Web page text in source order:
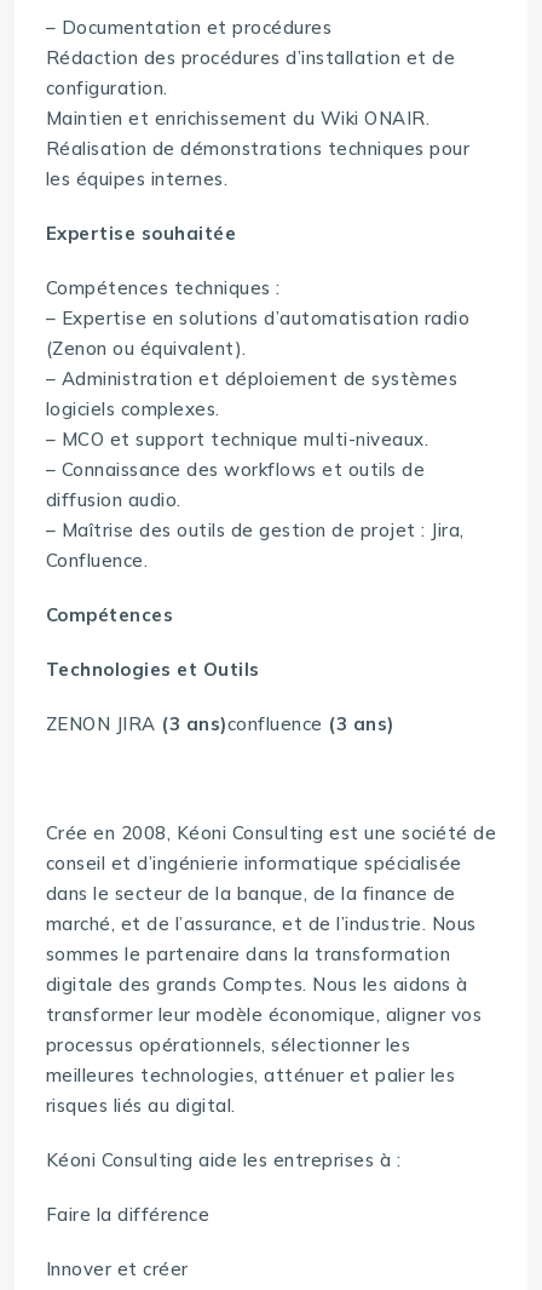
– Documentation et procédures
Rédaction des procédures d’installation et de
configuration.
Maintien et enrichissement du Wiki ONAIR.
Réalisation de démonstrations techniques pour
les équipes internes.
Expertise souhaitée
Compétences techniques :
– Expertise en solutions d’automatisation radio
(Zenon ou équivalent).
– Administration et déploiement de systèmes
logiciels complexes.
– MCO et support technique multi-niveaux.
– Connaissance des workflows et outils de
diffusion audio.
– Maîtrise des outils de gestion de projet : Jira,
Confluence.
Compétences
Technologies et Outils
ZENON JIRA (3 ans)confluence (3 ans)
Crée en 2008, Kéoni Consulting est une société de
conseil et d’ingénierie informatique spécialisée
dans le secteur de la banque, de la finance de
marché, et de l’assurance, et de l’industrie. Nous
sommes le partenaire dans la transformation
digitale des grands Comptes. Nous les aidons à
transformer leur modèle économique, aligner vos
processus opérationnels, sélectionner les
meilleures technologies, atténuer et palier les
risques liés au digital.
Kéoni Consulting aide les entreprises à :
Faire la différence
Innover et créer